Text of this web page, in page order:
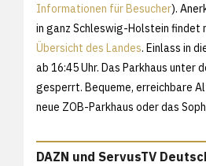
Informationen für Besucher).
in ganz Schleswig-Holstein findet
Übersicht des Landes. Einlass in
ab 16:45 Uhr. Das Parkhaus unter
gesperrt. Bequeme, erreichbare
neue ZOB-Parkhaus oder das
DAZN und ServusTV